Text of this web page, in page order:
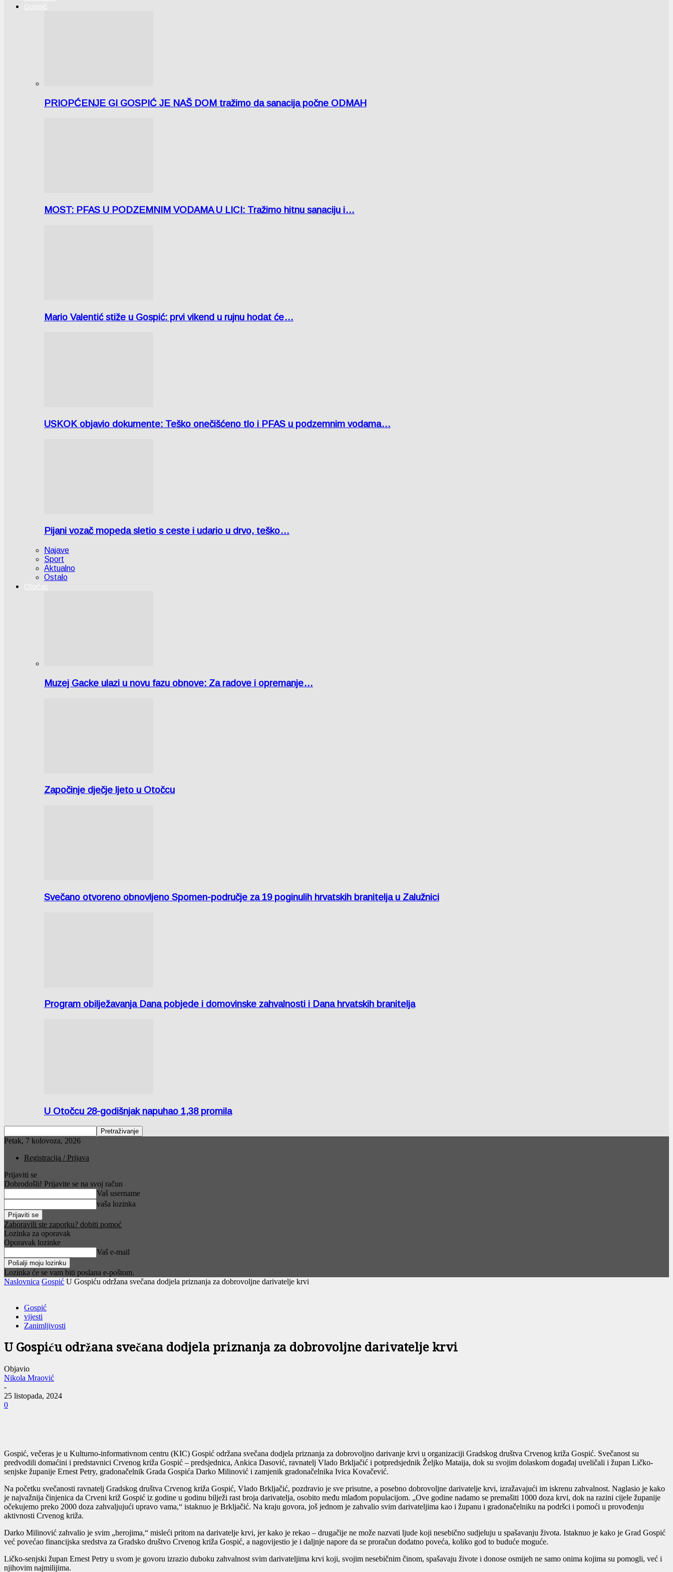
Gospić
PRIOPĆENJE GI GOSPIĆ JE NAŠ DOM tražimo da sanacija počne ODMAH
MOST: PFAS U PODZEMNIM VODAMA U LICI: Tražimo hitnu sanaciju i…
Mario Valentić stiže u Gospić: prvi vikend u rujnu hodat će…
USKOK objavio dokumente: Teško onečišćeno tlo i PFAS u podzemnim vodama…
Pijani vozač mopeda sletio s ceste i udario u drvo, teško…
Najave
Sport
Aktualno
Ostalo
Otočac
Muzej Gacke ulazi u novu fazu obnove: Za radove i opremanje…
Započinje dječje ljeto u Otočcu
Svečano otvoreno obnovljeno Spomen-područje za 19 poginulih hrvatskih branitelja u Zalužnici
Program obilježavanja Dana pobjede i domovinske zahvalnosti i Dana hrvatskih branitelja
U Otočcu 28-godišnjak napuhao 1,38 promila
Petak, 7 kolovoza, 2026
Registracija / Prijava
Prijaviti se
Dobrodošli! Prijavite se na svoj račun
Vaš username
vaša lozinka
Zaboravili ste zaporku? dobiti pomoć
Lozinka za oporavak
Oporavak lozinke
Vaš e-mail
Lozinka će se vam biti poslana e-poštom.
Naslovnica Gospić U Gospiću održana svečana dodjela priznanja za dobrovoljne darivatelje krvi
Gospić
vijesti
Zanimljivosti
U Gospiću održana svečana dodjela priznanja za dobrovoljne darivatelje krvi
Objavio
Nikola Mraović
-
25 listopada, 2024
0
Gospić, večeras je u Kulturno-informativnom centru (KIC) Gospić održana svečana dodjela priznanja za dobrovoljno darivanje krvi u organizaciji Gradskog društva Crvenog križa Gospić. Svečanost su
predvodili domaćini i predstavnici Crvenog križa Gospić – predsjednica, Ankica Dasović, ravnatelj Vlado Brkljačić i potpredsjednik Željko Mataija, dok su svojim dolaskom događaj uveličali i župan Ličko-
senjske županije Ernest Petry, gradonačelnik Grada Gospića Darko Milinović i zamjenik gradonačelnika Ivica Kovačević.
Na početku svečanosti ravnatelj Gradskog društva Crvenog križa Gospić, Vlado Brkljačić, pozdravio je sve prisutne, a posebno dobrovoljne darivatelje krvi, izražavajući im iskrenu zahvalnost. Naglasio je kako
je najvažnija činjenica da Crveni križ Gospić iz godine u godinu bilježi rast broja darivatelja, osobito među mlađom populacijom. „Ove godine nadamo se premašiti 1000 doza krvi, dok na razini cijele županije
očekujemo preko 2000 doza zahvaljujući upravo vama,“ istaknuo je Brkljačić. Na kraju govora, još jednom je zahvalio svim darivateljima kao i županu i gradonačelniku na podršci i pomoći u provođenju
aktivnosti Crvenog križa.
Darko Milinović zahvalio je svim „herojima,“ misleći pritom na darivatelje krvi, jer kako je rekao – drugačije ne može nazvati ljude koji nesebično sudjeluju u spašavanju života. Istaknuo je kako je Grad Gospić
već povećao financijska sredstva za Gradsko društvo Crvenog križa Gospić, a nagovijestio je i daljnje napore da se proračun dodatno poveća, koliko god to buduće moguće.
Ličko-senjski župan Ernest Petry u svom je govoru izrazio duboku zahvalnost svim darivateljima krvi koji, svojim nesebičnim činom, spašavaju živote i donose osmijeh ne samo onima kojima su pomogli, već i
njihovim najmilijima.